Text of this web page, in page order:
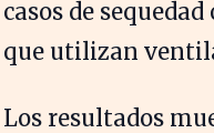
casos de
que utilizan
Los resultados